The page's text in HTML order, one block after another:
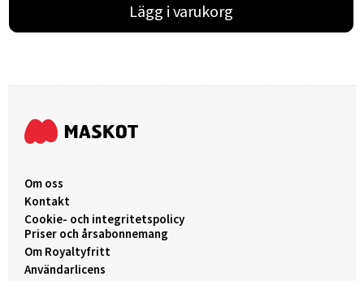
Lägg i varukorg
Om oss
Kontakt
Cookie- och integritetspolicy
Priser och årsabonnemang
Om Royaltyfritt
Användarlicens